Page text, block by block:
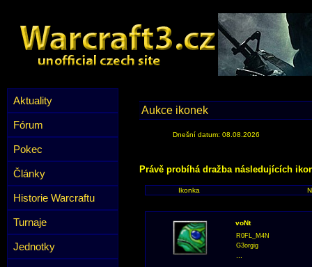
Aktuality
Fórum
Pokec
Články
Historie Warcraftu
Turnaje
Jednotky
Aukce ikonek
Dnešní datum: 08.08.2026
Právě probíhá dražba následujících
Ikonka
voNt
R0FL_M4N
G3orgig